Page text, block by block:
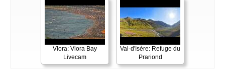
Vlora: Vlora Bay
Livecam
Val-d'Isère: Refuge du
Prariond